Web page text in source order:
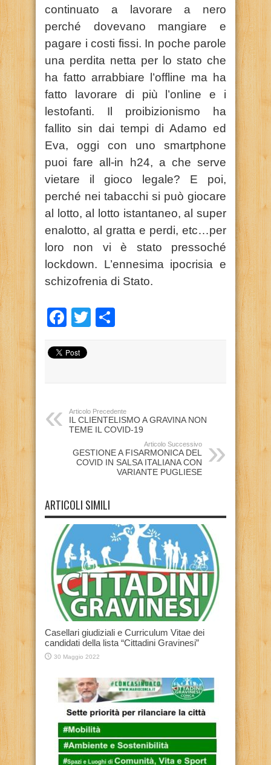
continuato a lavorare a nero
perché dovevano mangiare e
pagare i costi fissi. In poche parole
una perdita netta per lo stato che
ha fatto arrabbiare l’offline ma ha
fatto lavorare di più l’online e i
lestofanti. Il proibizionismo ha
fallito sin dai tempi di Adamo ed
Eva, oggi con uno smartphone
puoi fare all-in h24, a che serve
vietare il gioco legale? E poi,
perché nei tabacchi si può giocare
al lotto, al lotto istantaneo, al super
enalotto, al gratta e perdi, etc…per
loro non vi è stato pressoché
lockdown. L’ennesima ipocrisia e
schizofrenia di Stato.
Facebook
Twitter
Articolo Precedente
IL CLIENTELISMO A GRAVINA NON
TEME IL COVID-19
Articolo Successivo
GESTIONE A FISARMONICA DEL
COVID IN SALSA ITALIANA CON
VARIANTE PUGLIESE
ARTICOLI SIMILI
Casellari giudiziali e Curriculum Vitae dei
candidati della lista “Cittadini Gravinesi”
30 Maggio 2022